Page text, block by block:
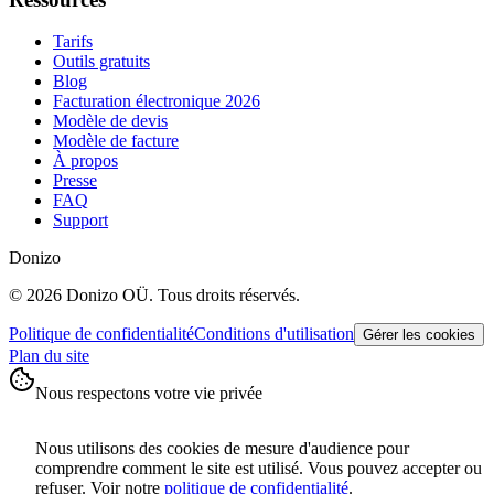
Tarifs
Outils gratuits
Blog
Facturation électronique 2026
Modèle de devis
Modèle de facture
À propos
Presse
FAQ
Support
Donizo
© 2026 Donizo OÜ. Tous droits réservés.
Politique de confidentialitéConditions d'utilisation Gérer les cookies
Plan du site
Nous respectons votre vie privée
Nous utilisons des cookies de mesure d'audience pour
comprendre comment le site est utilisé. Vous pouvez accepter ou
refuser. Voir notre politique de confidentialité.